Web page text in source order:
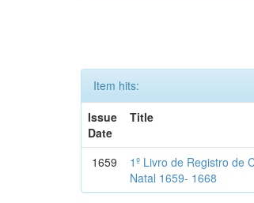
Item hits:
Issue
Date
Title
1659
1º Livro de Registro de
Natal 1659- 1668